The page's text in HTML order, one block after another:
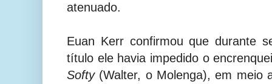
atenuado.
Euan Kerr confirmou que durante
título ele havia impedido o
Softy(Walter, o Molenga), em meio